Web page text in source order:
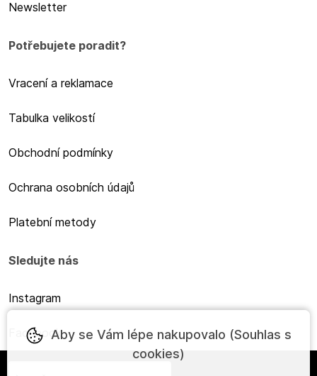
Newsletter
Potřebujete poradit?
Vracení a reklamace
Tabulka velikostí
Obchodní podmínky
Ochrana osobních údajů
Platební metody
Sledujte nás
Instagram
FacebookAby se Vám lépe nakupovalo (Souhlas s
cookies)